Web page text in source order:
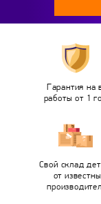
Гарантия на
работы от 1
Свой склад
от